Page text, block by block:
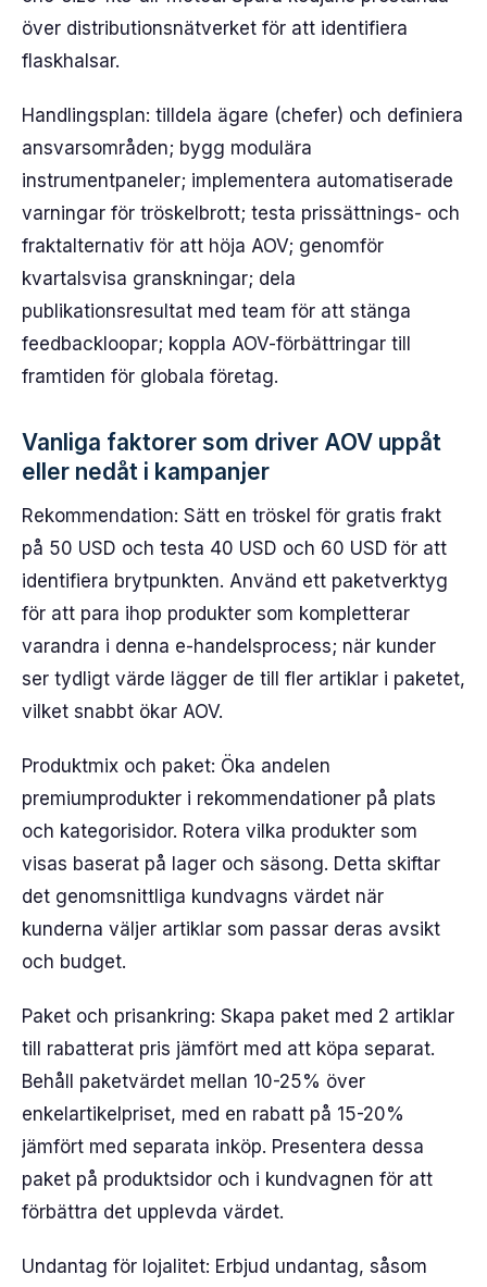
över distributionsnätverket för att identifiera
flaskhalsar.
Handlingsplan: tilldela ägare (chefer) och definiera
ansvarsområden; bygg modulära
instrumentpaneler; implementera automatiserade
varningar för tröskelbrott; testa prissättnings- och
fraktalternativ för att höja AOV; genomför
kvartalsvisa granskningar; dela
publikationsresultat med team för att stänga
feedbackloopar; koppla AOV-förbättringar till
framtiden för globala företag.
Vanliga faktorer som driver AOV uppåt
eller nedåt i kampanjer
Rekommendation: Sätt en tröskel för gratis frakt
på 50 USD och testa 40 USD och 60 USD för att
identifiera brytpunkten. Använd ett paketverktyg
för att para ihop produkter som kompletterar
varandra i denna e-handelsprocess; när kunder
ser tydligt värde lägger de till fler artiklar i paketet,
vilket snabbt ökar AOV.
Produktmix och paket: Öka andelen
premiumprodukter i rekommendationer på plats
och kategorisidor. Rotera vilka produkter som
visas baserat på lager och säsong. Detta skiftar
det genomsnittliga kundvagns värdet när
kunderna väljer artiklar som passar deras avsikt
och budget.
Paket och prisankring: Skapa paket med 2 artiklar
till rabatterat pris jämfört med att köpa separat.
Behåll paketvärdet mellan 10-25% över
enkelartikelpriset, med en rabatt på 15-20%
jämfört med separata inköp. Presentera dessa
paket på produktsidor och i kundvagnen för att
förbättra det upplevda värdet.
Undantag för lojalitet: Erbjud undantag, såsom